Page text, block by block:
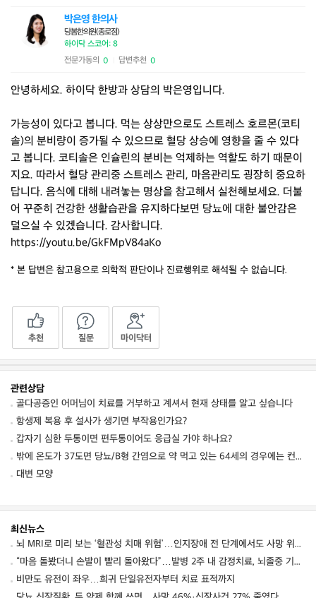
박은영 한의사
당봄한의원(종로점)
하이닥 스코어: 8
전문가동의 0 답변추천 0
안녕하세요. 하이닥 한방과 상담의 박은영입니다.
가능성이 있다고 봅니다. 먹는 상상만으로도 스트레스 호르몬(코티
솔)의 분비량이 증가될 수 있으므로 혈당 상승에 영향을 줄 수 있다
고 봅니다. 코티솔은 인슐린의 분비는 억제하는 역할도 하기 때문이
지요. 따라서 혈당 관리중 스트레스 관리, 마음관리도 굉장히 중요하
답니다. 음식에 대해 내려놓는 명상을 참고해서 실천해보세요. 더불
어 꾸준히 건강한 생활습관을 유지하다보면 당뇨에 대한 불안감은
덜으실 수 있겠습니다. 감사합니다.
https://youtu.be/GkFMpV84aKo
* 본 답변은 참고용으로 의학적 판단이나 진료행위로 해석될 수 없습니다.
추천 질문 마이닥터
관련상담
골다공증인 어머님이 치료를 거부하고 계셔서 현재 상태를 알고 싶습니다
항생제 복용 후 설사가 생기면 부작용인가요?
갑자기 심한 두통이면 편두통이어도 응급실 가야 하나요?
밖에 온도가 37도면 당뇨/B형 간염으로 약 먹고 있는 64세의 경우에는 컨디션 저하를 동
대변 모양
최신뉴스
뇌 MRI로 미리 보는 ‘혈관성 치매 위험’…인지장애 전 단계에서도 사망 위험 높였다
“마음 돌봤더니 손발이 빨리 돌아왔다”…발병 2주 내 감정치료, 뇌졸중 기능회복 점수 10점↑
비만도 유전이 좌우…희귀 단일유전자부터 치료 표적까지